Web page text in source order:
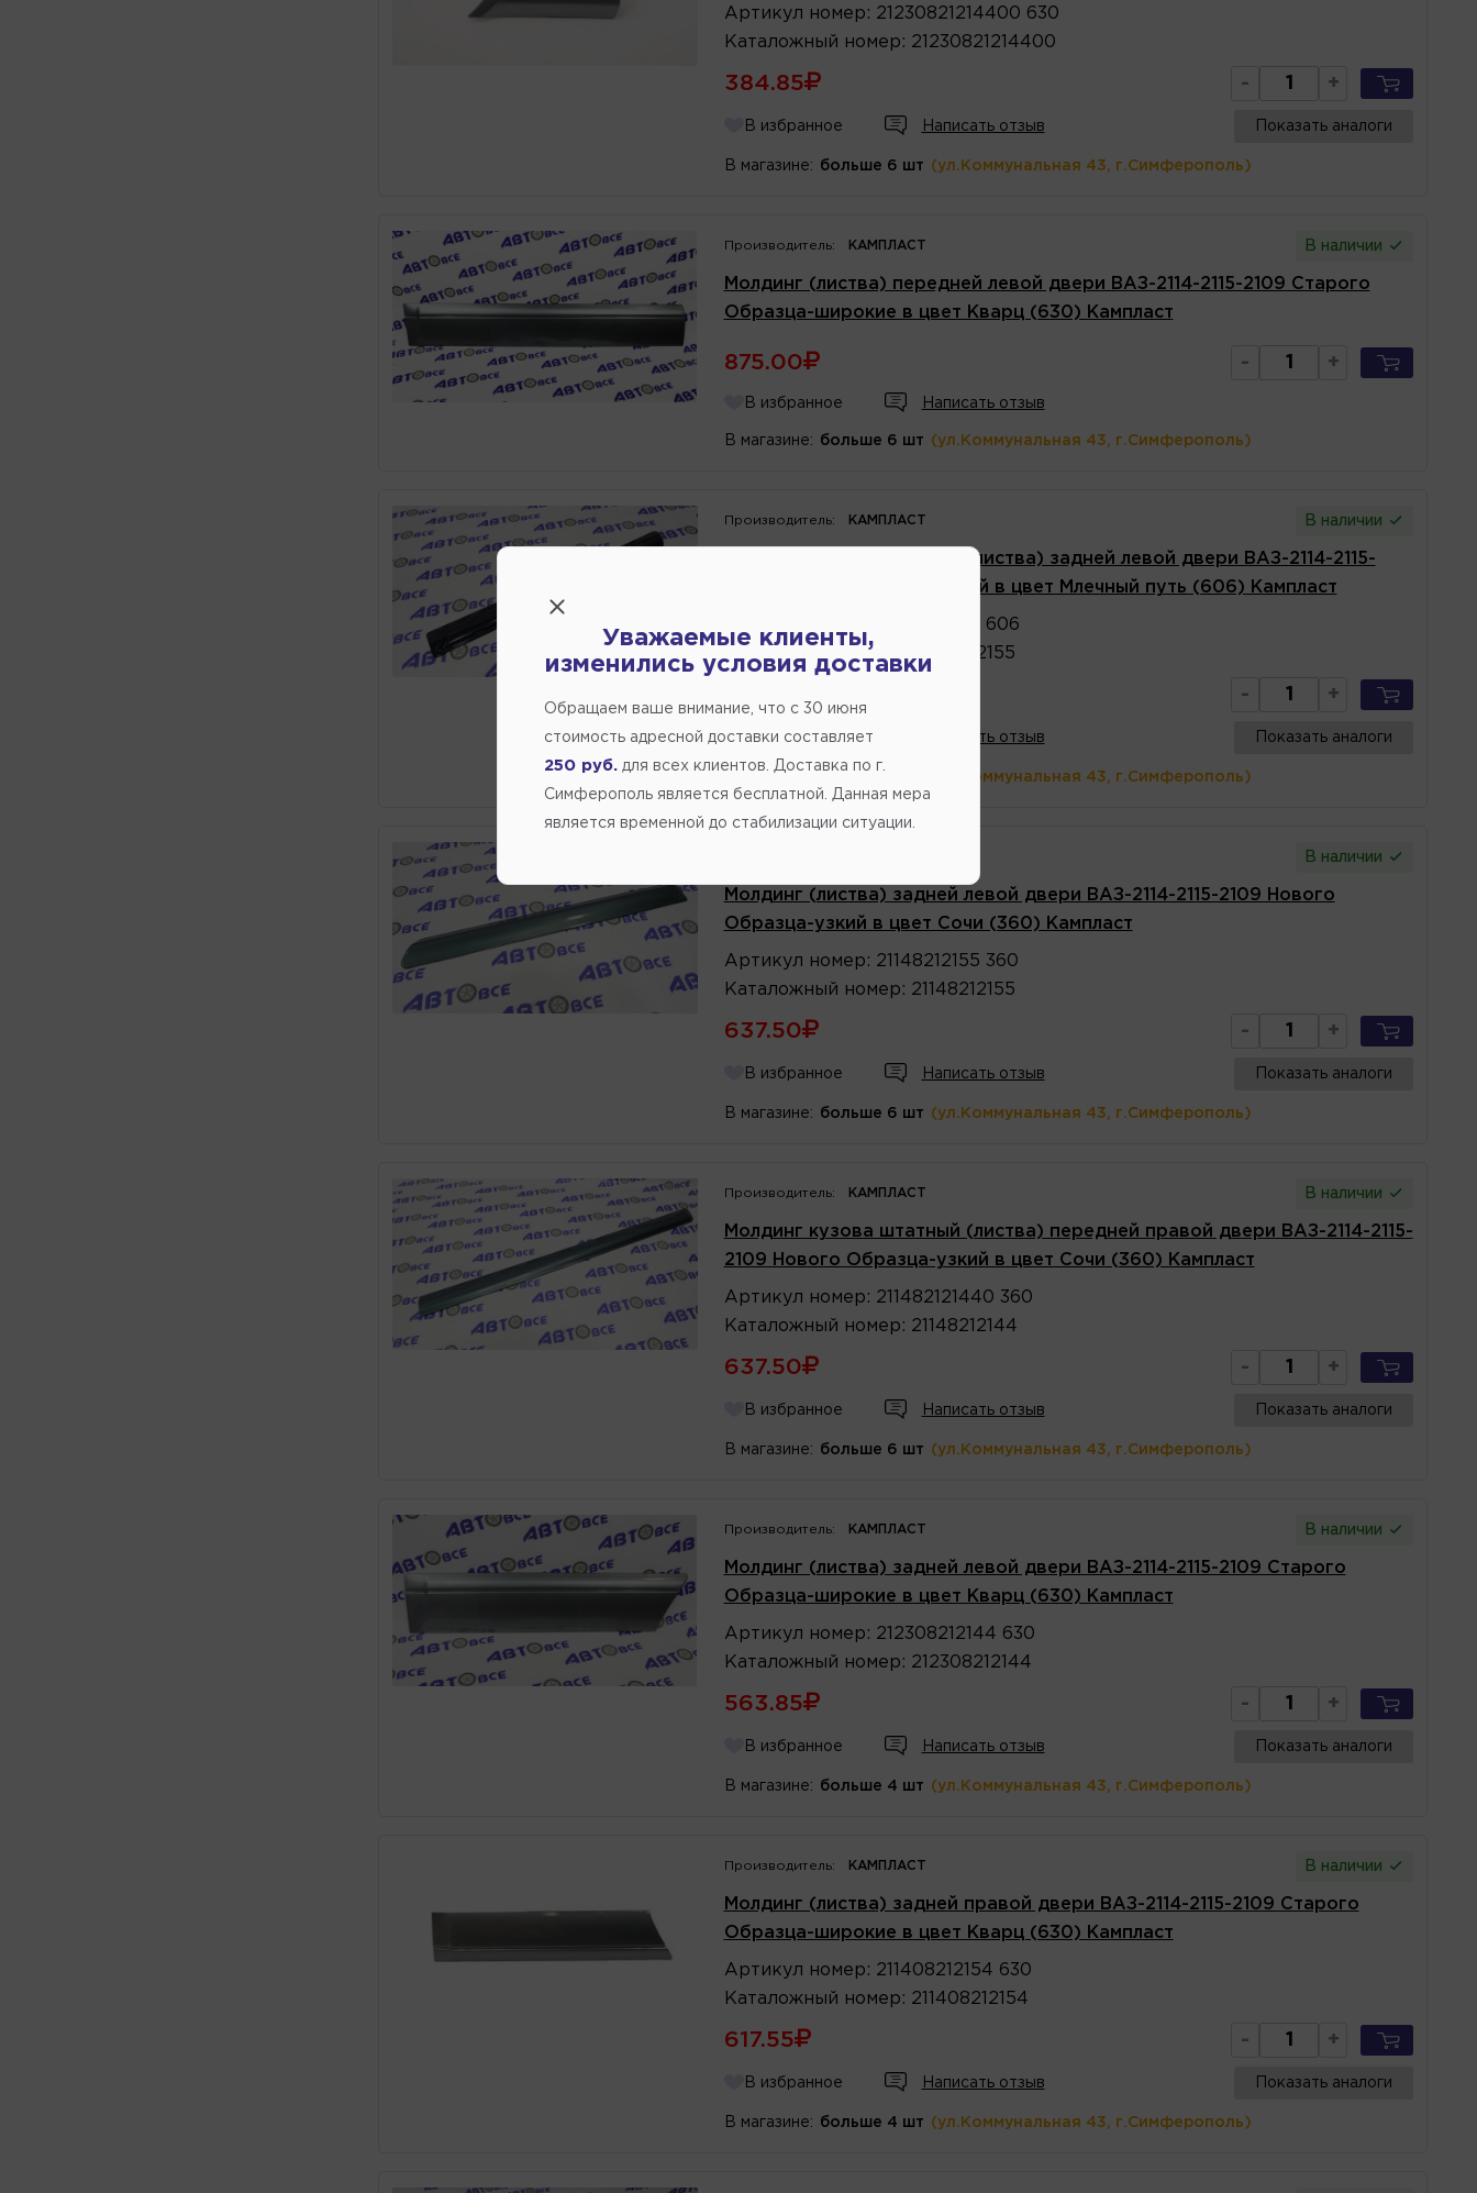
Артикул номер : 21230821214400 630
Каталожный номер : 21230821214400
384.85 - +
В избранное Написать отзыв Показать аналоги
В магазине: больше 6 шт (ул.Коммунальная 43, г.Симферополь)
Производитель: КАМПЛАСТ В наличии
Молдинг (листва) передней левой двери ВАЗ-2114-2115-2109 Старого
Образца-широкие в цвет Кварц (630) Кампласт
875.00 - +
В избранное Написать отзыв
В магазине: больше 6 шт (ул.Коммунальная 43, г.Симферополь)
Производитель: КАМПЛАСТ В наличии
Молдинг кузова штатный (листва) задней левой двери ВАЗ-2114-2115-
2109 Нового Образца-узкий в цвет Млечный путь (606) Кампласт
21148212155 606
номер 21148212155
- +
В избранное Написать отзыв Показать аналоги
В магазине: (ул.Коммунальная 43, г.Симферополь)
В наличии
Молдинг (листва) задней левой двери ВАЗ-2114-2115-2109 Нового
Образца-узкий в цвет Сочи (360) Кампласт
Артикул номер : 21148212155 360
Каталожный номер : 21148212155
637.50 - +
В избранное Написать отзыв Показать аналоги
В магазине: больше 6 шт (ул.Коммунальная 43, г.Симферополь)
Производитель: КАМПЛАСТ В наличии
Молдинг кузова штатный (листва) передней правой двери ВАЗ-2114-2115-
2109 Нового Образца-узкий в цвет Сочи (360) Кампласт
Артикул номер : 211482121440 360
Каталожный номер : 21148212144
637.50 - +
В избранное Написать отзыв Показать аналоги
В магазине: больше 6 шт (ул.Коммунальная 43, г.Симферополь)
Производитель: КАМПЛАСТ В наличии
Молдинг (листва) задней левой двери ВАЗ-2114-2115-2109 Старого
Образца-широкие в цвет Кварц (630) Кампласт
Артикул номер : 212308212144 630
Каталожный номер : 212308212144
563.85 - +
В избранное Написать отзыв Показать аналоги
В магазине: больше 4 шт (ул.Коммунальная 43, г.Симферополь)
Производитель: КАМПЛАСТ В наличии
Молдинг (листва) задней правой двери ВАЗ-2114-2115-2109 Старого
Образца-широкие в цвет Кварц (630) Кампласт
Артикул номер : 211408212154 630
Каталожный номер : 211408212154
617.55 - +
В избранное Написать отзыв Показать аналоги
В магазине: больше 4 шт (ул.Коммунальная 43, г.Симферополь)
Уважаемые клиенты,
изменились условия доставки
Обращаем ваше внимание, что c 30 июня
стоимость адресной доставки составляет
250 руб. для всех клиентов. Доставка по г.
Симферополь является бесплатной. Данная мера
является временной до стабилизации ситуации.